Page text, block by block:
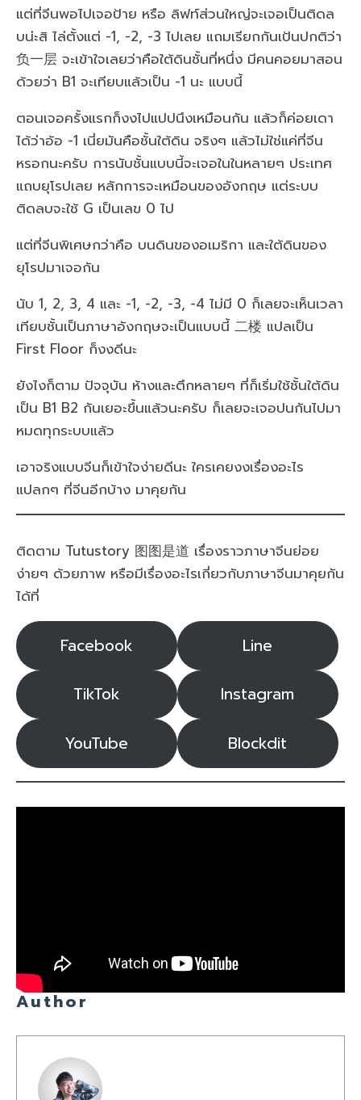
แต่ที่จีนพอไปเจอป้าย หรือ ลิฟท์ส่วนใหญ่จะเจอเป็นติดล
บน่ะสิ ไล่ตั้งแต่ -1, -2, -3 ไปเลย แถมเรียกกันเป้นปกติว่า
负一层 จะเข้าใจเลยว่าคือใต้ดินชั้นที่หนึ่ง มีคนคอยมาสอน
ด้วยว่า B1 จะเทียบแล้วเป็น -1 นะ แบบนี้
ตอนเจอครั้งแรกก็งงไปแปปนึงเหมือนกัน แล้วก็ค่อยเดา
ได้ว่าอ้อ -1 เนี่ยมันคือชั้นใต้ดิน จริงๆ แล้วไม่ใช่แค่ที่จีน
หรอกนะครับ การนับชั้นแบบนี้จะเจอในในหลายๆ ประเทศ
แถบยุโรปเลย หลักการจะเหมือนของอังกฤษ แต่ระบบ
ติดลบจะใช้ G เป็นเลข 0 ไป
แต่ที่จีนพิเศษกว่าคือ บนดินของอเมริกา และใต้ดินของ
ยุโรปมาเจอกัน
นับ 1, 2, 3, 4 และ -1, -2, -3, -4 ไม่มี 0 ก็เลยจะเห็นเวลา
เทียบชั้นเป็นภาษาอังกฤษจะเป็นแบบนี้ 二楼 แปลเป็น
First Floor ก็งงดีนะ
ยังไงก็ตาม ปัจจุบัน ห้างและตึกหลายๆ ที่ก็เริ่มใช้ชั้นใต้ดิน
เป็น B1 B2 กันเยอะขึ้นแล้วนะครับ ก็เลยจะเจอปนกันไปมา
หมดทุกระบบแล้ว
เอาจริงแบบจีนก็เข้าใจง่ายดีนะ ใครเคยงงเรื่องอะไร
แปลกๆ ที่จีนอีกบ้าง มาคุยกัน
ติดตาม Tutustory 图图是道 เรื่องราวภาษาจีนย่อย
ง่ายๆ ด้วยภาพ หรือมีเรื่องอะไรเกี่ยวกับภาษาจีนมาคุยกัน
ได้ที่
Facebook Line
TikTok Instagram
YouTube Blockdit
Author